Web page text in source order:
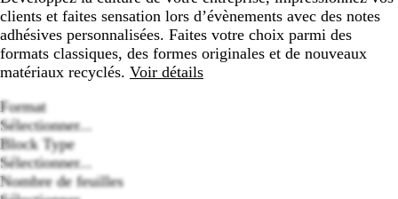
et
les
touches
fléchées
faire
défiler
et
les
touches
fléchées
pour
et
les
touches
fléchées
pour
et
les
touches
et
avis
clients et faites sensation lors d’évènements avec des notes
adhésives personnalisées. Faites votre choix parmi des
formats classiques, des formes originales et de nouveaux
matériaux recyclés. Voir détails
Format
Sélectionner...
Block Type
Sélectionner...
Nombre de feuilles